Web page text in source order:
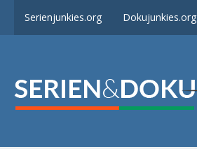
Serienjunkies.org Dokujunkies.org